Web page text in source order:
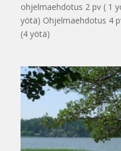
ohjelmaehdotus 2 pv ( 1
yötä) Ohjelmaehdotus 4
(4 yötä)